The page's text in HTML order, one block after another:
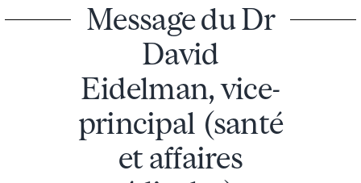
Message du Dr
David
Eidelman, vice-
principal (santé
et affaires